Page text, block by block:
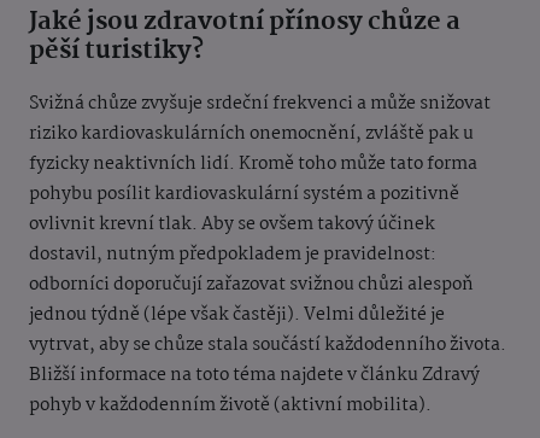
Jaké jsou zdravotní přínosy chůze a
pěší turistiky?
Svižná chůze zvyšuje srdeční frekvenci a může snižovat
riziko kardiovaskulárních onemocnění, zvláště pak u
fyzicky neaktivních lidí. Kromě toho může tato forma
pohybu posílit kardiovaskulární systém a pozitivně
ovlivnit krevní tlak. Aby se ovšem takový účinek
dostavil, nutným předpokladem je pravidelnost:
odborníci doporučují zařazovat svižnou chůzi alespoň
jednou týdně (lépe však častěji). Velmi důležité je
vytrvat, aby se chůze stala součástí každodenního života.
Bližší informace na toto téma najdete v článku Zdravý
pohyb v každodenním životě (aktivní mobilita).